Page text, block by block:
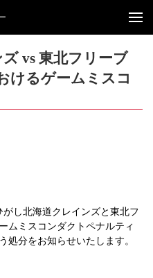
vs 東北フリーブ
けるゲームミスコ
がし北海道クレインズと東北フ
ムミスコンダクトペナルティ
処分をお知らせいたします。